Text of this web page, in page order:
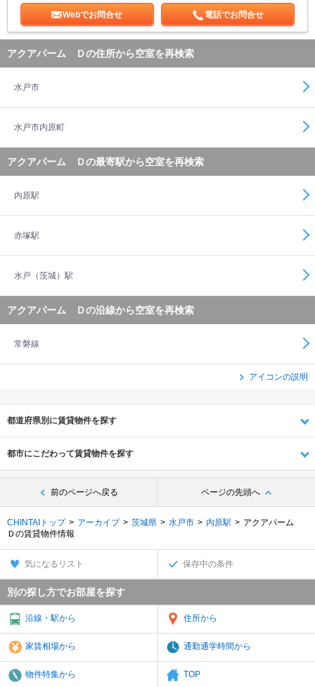
Webでお問合せ 電話でお問合せ
アクアパーム Ｄの住所から空室を再検索
水戸市
水戸市内原町
アクアパーム Ｄの最寄駅から空室を再検索
内原駅
赤塚駅
水戸（茨城）駅
アクアパーム Ｄの沿線から空室を再検索
常磐線
アイコンの説明
都道府県別に賃貸物件を探す
都市にこだわって賃貸物件を探す
前のページへ戻る ページの先頭へ
CHINTAIトップ アーカイブ 茨城県 水戸市 内原駅
アクアパーム
Ｄの賃貸物件情報
気になるリスト 保存中の条件
別の探し方でお部屋を探す
沿線・駅から 住所から
家賃相場から 通勤通学時間から
物件特集から TOP